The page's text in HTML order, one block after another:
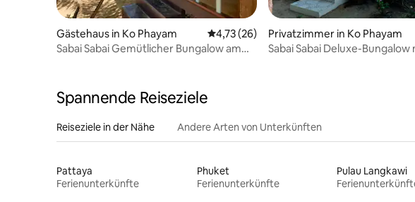
Gästehaus in Ko Phayam Durchschnittliche Bewertung: 4,73 von 5,
4,73 (26)
Sabai Sabai Gemütlicher Bungalow am
Privatzimmer in Ko Phayam
Sabai Sabai Deluxe-Bungalow
Spannende Reiseziele
Reiseziele in der Nähe Andere Arten von Unterkünften
Pattaya
Ferienunterkünfte
Phuket
Ferienunterkünfte
Pulau Langkawi